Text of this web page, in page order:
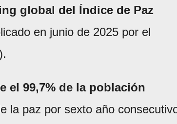
global del Índice de Paz
en junio de 2025 por el
el 99,7% de la población
la paz por sexto año